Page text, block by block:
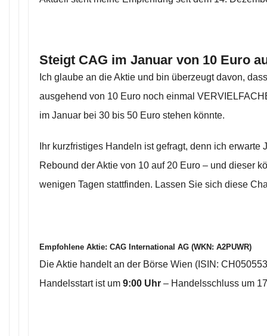
Steigt CAG im Januar von 10 Euro
Ich glaube an die Aktie und bin überzeugt davon,
ausgehend von 10 Euro noch einmal
im Januar bei 30 bis 50 Euro stehen könnte.
Ihr kurzfristiges Handeln ist gefragt, denn ich
Rebound der Aktie von 10 auf 20 Euro – und dieser
wenigen Tagen stattfinden. Lassen Sie sich diese
Empfohlene Aktie: CAG International AG (WKN: A2PUWR)
Die Aktie handelt an der Börse Wien (ISIN:
Handelsstart ist um 9:00 Uhr – Handelsschluss um